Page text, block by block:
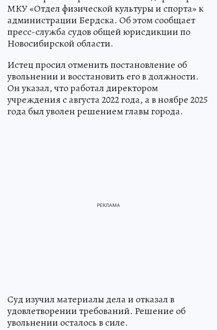
МКУ «Отдел физической культуры и спорта» к
администрации Бердска. Об этом сообщает
пресс-служба судов общей юрисдикции по
Новосибирской области.
Истец просил отменить постановление об
увольнении и восстановить его в должности.
Он указал, что работал директором
учреждения с августа 2022 года, а в ноябре 2025
года был уволен решением главы города.
Суд изучил материалы дела и отказал в
удовлетворении требований. Решение об
увольнении осталось в силе.